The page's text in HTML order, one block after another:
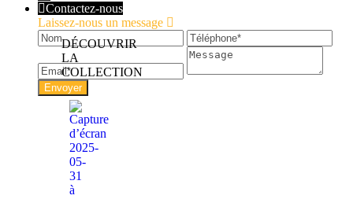
DÉCOUVRIR
LA
COLLECTION
Contactez-nous
Laissez-nous un message
Nom
Téléphone
Message